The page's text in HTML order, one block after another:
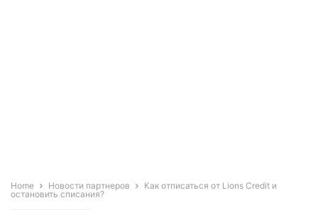
Home Новости партнеров
Как отписаться от Lions Credit и
остановить списания?